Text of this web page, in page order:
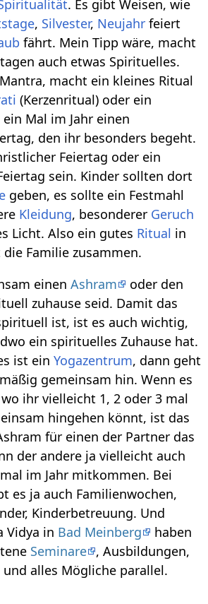
. Es gibt Weisen, wie
, Silvester, Neujahr feiert
fährt. Mein Tipp wäre, macht
auch etwas Spirituelles.
macht ein kleines Ritual
(Kerzenritual) oder ein
Mal im Jahr einen
den ihr besonders begeht.
Feiertag oder ein
sein. Kinder sollten dort
geben, es sollte ein Festmahl
Kleidung, besonderer Geruch
Licht. Also ein gutes Ritual in
Familie zusammen.
einenAshram
oder den
zuhause seid. Damit das
ist, ist es auch wichtig,
ein spirituelles Zuhause hat.
ist einYogazentrum, dann geht
gemeinsam hin. Wenn es
ihr vielleicht 1, 2 oder 3 mal
hingehen könnt, ist das
für einen der Partner das
der andere ja vielleicht auch
im Jahr mitkommen. Bei
es ja auch Familienwochen,
Kinderbetreuung. Und
Vidya in Bad Meinberg
haben
Seminare , Ausbildungen,
und alles Mögliche parallel.